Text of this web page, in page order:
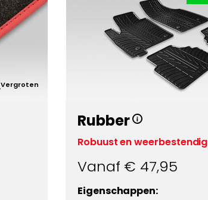
Vergroten
Rubber
Robuust en weerbestendig
Vanaf € 47,95
Eigenschappen: